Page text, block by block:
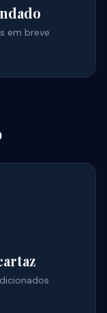
em breve